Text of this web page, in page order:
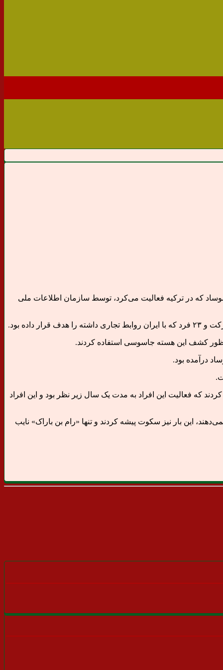
که در ترکیه فعالیت می‌کرد، توسط سازمان اطلاعات ملی
بود.
کشف این هسته جاسوسی استفاده کردند.
درآمده بود.
به جاسوسی برای موساد را دستگیر و اعلام کردند که فعالیت این افراد به مدت یک سال زیر نظر بود و این افراد
این بار نیز سکوت پیشه کردند و تنها «رام بن باراک» نایب